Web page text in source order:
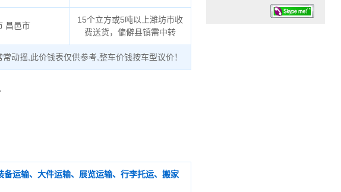
昌邑市
15个立方或5吨以上潍坊市收
费送货，偏僻县镇需中转
动摇,此价钱表仅供参考,整车价钱按车型议价！
备运输、大件运输、展览运输、行李托运、搬家